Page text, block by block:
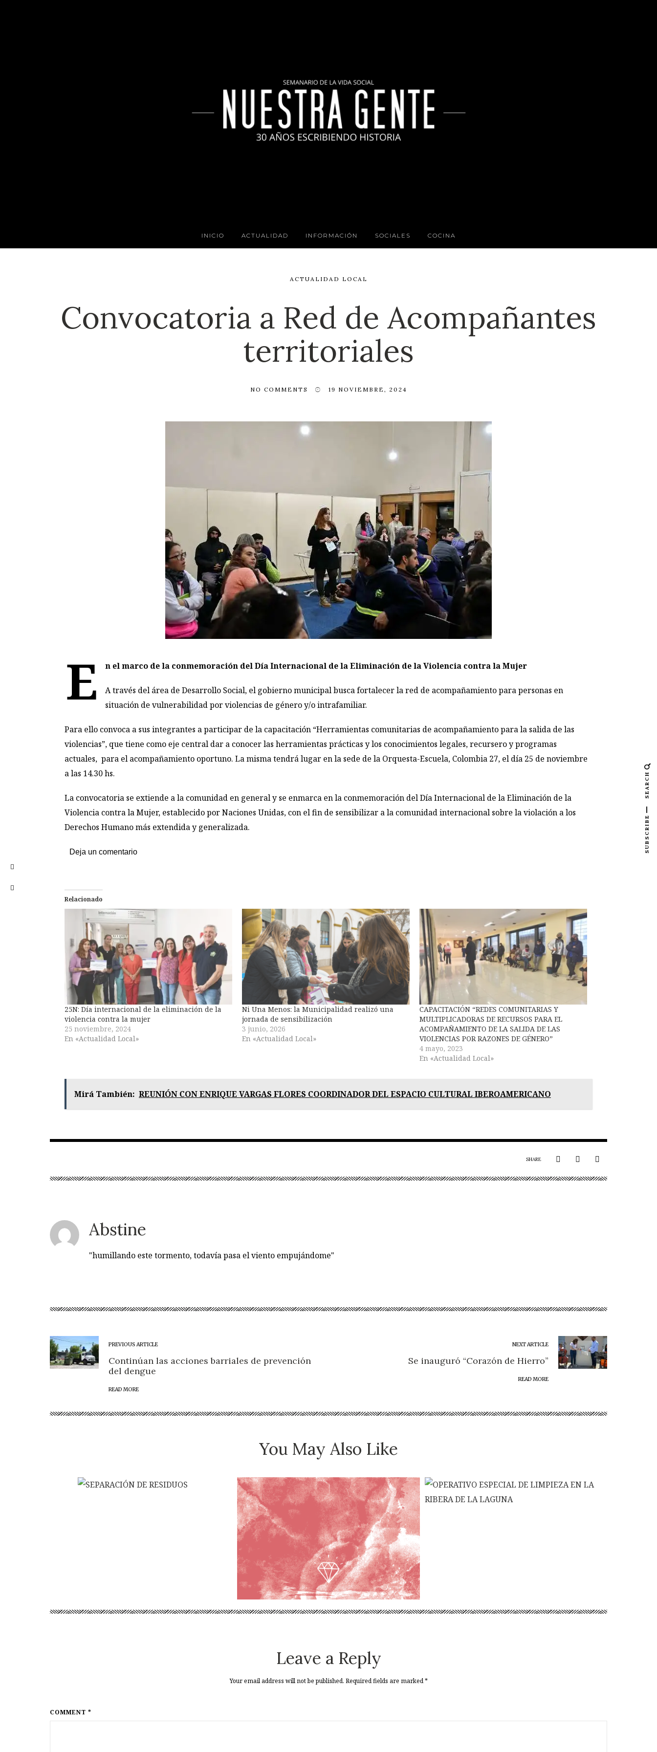
INICIO ACTUALIDAD INFORMACIÓN SOCIALES COCINA
ACTUALIDAD LOCAL
Convocatoria a Red de Acompañantes
territoriales
NO COMMENTS 19 NOVIEMBRE, 2024
E n el marco de la conmemoración del Día Internacional de la Eliminación de la Violencia contra la Mujer
A través del área de Desarrollo Social, el gobierno municipal busca fortalecer la red de acompañamiento para personas en
situación de vulnerabilidad por violencias de género y/o intrafamiliar.
Para ello convoca a sus integrantes a participar de la capacitación “Herramientas comunitarias de acompañamiento para la salida de las
violencias”, que tiene como eje central dar a conocer las herramientas prácticas y los conocimientos legales, recursero y programas
actuales, para el acompañamiento oportuno. La misma tendrá lugar en la sede de la Orquesta-Escuela, Colombia 27, el día 25 de noviembre
a las 14.30 hs.
La convocatoria se extiende a la comunidad en general y se enmarca en la conmemoración del Día Internacional de la Eliminación de la
Violencia contra la Mujer, establecido por Naciones Unidas, con el fin de sensibilizar a la comunidad internacional sobre la violación a los
Derechos Humano más extendida y generalizada.
Deja un comentario
Relacionado
25N: Día internacional de la eliminación de la
violencia contra la mujer
25 noviembre, 2024
En «Actualidad Local»
Ni Una Menos: la Municipalidad realizó una
jornada de sensibilización
3 junio, 2026
En «Actualidad Local»
CAPACITACIÓN “REDES COMUNITARIAS Y
MULTIPLICADORAS DE RECURSOS PARA EL
ACOMPAÑAMIENTO DE LA SALIDA DE LAS
VIOLENCIAS POR RAZONES DE GÉNERO”
4 mayo, 2023
En «Actualidad Local»
Mirá También: REUNIÓN CON ENRIQUE VARGAS FLORES COORDINADOR DEL ESPACIO CULTURAL IBEROAMERICANO
SHARE
Abstine
"humillando este tormento, todavía pasa el viento empujándome"
PREVIOUS ARTICLE
Continúan las acciones barriales de prevención
del dengue
READ MORE
NEXT ARTICLE
Se inauguró “Corazón de Hierro”
READ MORE
You May Also Like
Leave a Reply
Your email address will not be published. Required fields are marked*
COMMENT *
SEARCH
SUBSCRIBE